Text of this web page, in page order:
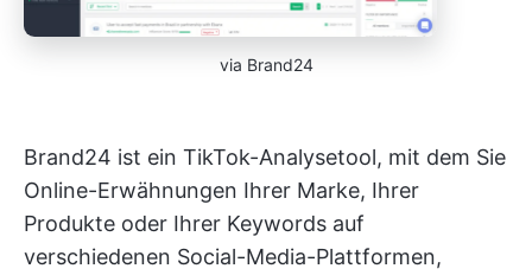
via Brand24
Brand24 ist ein TikTok-Analysetool, mit dem Sie
Online-Erwähnungen Ihrer Marke, Ihrer
Produkte oder Ihrer Keywords auf
verschiedenen Social-Media-Plattformen,